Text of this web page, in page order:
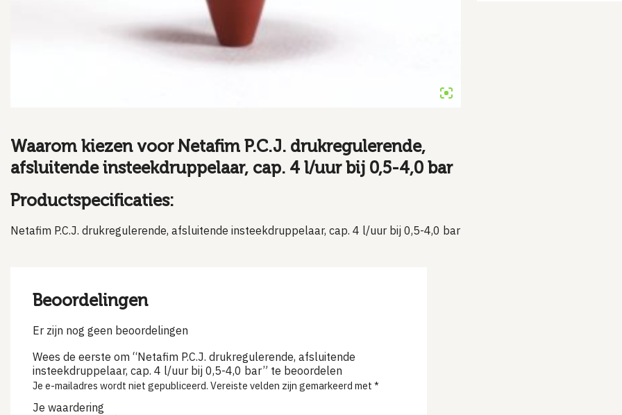
Waarom kiezen voor Netafim P.C.J. drukregulerende,
afsluitende insteekdruppelaar, cap. 4 l/uur bij 0,5-4,0 bar
Productspecificaties:
Netafim P.C.J. drukregulerende, afsluitende insteekdruppelaar, cap. 4 l/uur bij 0,5-4,0 bar
Beoordelingen
Er zijn nog geen beoordelingen
Wees de eerste om “Netafim P.C.J. drukregulerende, afsluitende
insteekdruppelaar, cap. 4 l/uur bij 0,5-4,0 bar” te beoordelen
Je e-mailadres wordt niet gepubliceerd. Vereiste velden zijn gemarkeerd met *
Je waardering